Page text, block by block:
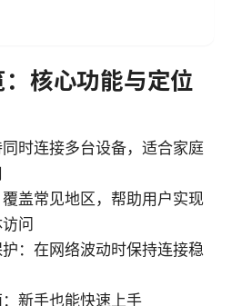
核心功能与定位
时连接多台设备，适合家庭
盖常见地区，帮助用户实现
问
：在网络波动时保持连接稳
新手也能快速上手